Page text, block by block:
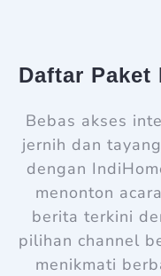
Daftar Paket
Bebas akses
jernih dan
dengan
menonton
berita terkini
pilihan channel
menikmati